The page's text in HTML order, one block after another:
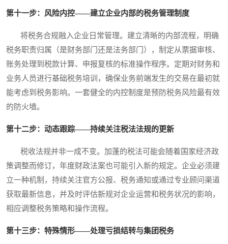
第十一步：风险内控——建立企业内部的税务管理制度
将税务合规融入企业日常管理。建立清晰的内部流程，明确
税务职责归属（是财务部门还是法务部门），制定从票据审核、
账务处理到税款计算、申报复核的标准操作程序。定期对财务和
业务人员进行基础税务培训，确保业务前端发生的交易在最初就
能考虑到税务影响。一套健全的内控制度是预防税务风险最有效
的防火墙。
第十二步：动态跟踪——持续关注税法法规的更新
税收法规并非一成不变。加蓬的税法可能会随着国家经济政
策调整而修订，年度财政法案也可能引入新的规定。企业必须建
立一种机制，持续关注官方公报、税务通知或通过专业顾问渠道
获取最新信息，并及时评估新规对企业运营和税务状况的影响，
相应调整税务策略和操作流程。
第十三步：特殊情形——处理亏损结转与集团税务